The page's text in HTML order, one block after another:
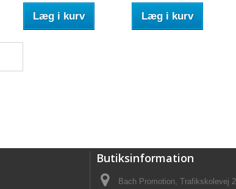
Læg i kurv Læg i kurv
Butiksinformation
Bach Promotion, Trafikskolevej